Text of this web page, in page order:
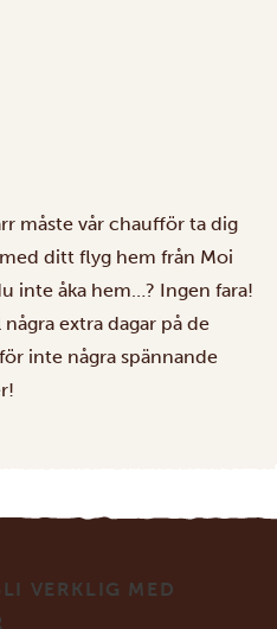
måste vår chaufför ta dig
ditt flyg hem från Moi
inte åka hem…? Ingen fara!
extra dagar på de
inte några spännande
VERKLIG MED